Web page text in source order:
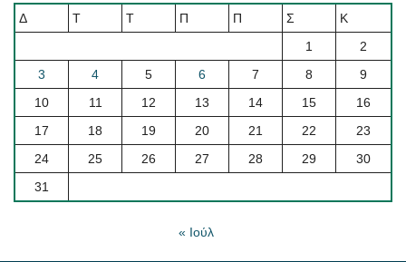
Δ Τ Τ Π Π Σ
Κ
1
2
3
4 5 6 7 8
9
10
11 12 13 14 15
16
17
18 19 20 21 22
23
24
25 26 27 28 29
30
31
« Ιούλ